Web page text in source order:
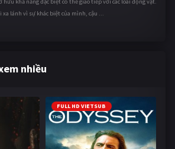
khả năng đặc biệt có thể giao tiếp với các loài động vật.
xa lánh vì sự khác biệt của mình, cậu ...
nhiều
FULL HD VIETSUB